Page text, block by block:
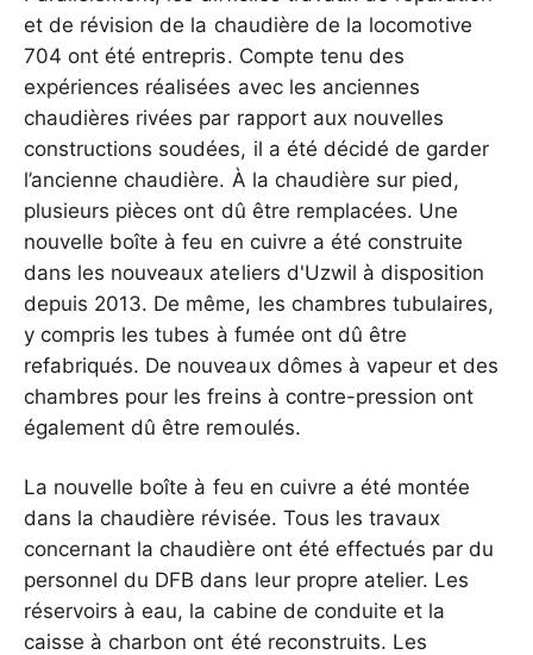
et de révision de la chaudière de la locomotive
704 ont été entrepris. Compte tenu des
expériences réalisées avec les anciennes
chaudières rivées par rapport aux nouvelles
constructions soudées, il a été décidé de garder
l’ancienne chaudière. À la chaudière sur pied,
plusieurs pièces ont dû être remplacées. Une
nouvelle boîte à feu en cuivre a été construite
dans les nouveaux ateliers d'Uzwil à disposition
depuis 2013. De même, les chambres tubulaires,
y compris les tubes à fumée ont dû être
refabriqués. De nouveaux dômes à vapeur et des
chambres pour les freins à contre-pression ont
également dû être remoulés.
La nouvelle boîte à feu en cuivre a été montée
dans la chaudière révisée. Tous les travaux
concernant la chaudière ont été effectués par du
personnel du DFB dans leur propre atelier. Les
réservoirs à eau, la cabine de conduite et la
caisse à charbon ont été reconstruits. Les